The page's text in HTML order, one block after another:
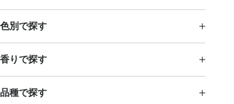
色別で探す
香りで探す
品種で探す